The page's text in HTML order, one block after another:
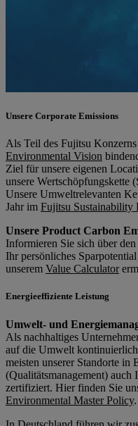
Unsere Corporate Emissions
Als Teil des Fujitsu
Environmental Vision
Ziel für unsere eigenen
unsere Wertschöpfungskette
Unsere Umweltrelevanten
Jahr im Fujitsu Sustainability
Unsere Product Carbon
Informieren Sie sich über den
Ihr persönliches
unserem Value Calculator
Energieeffiziente Leistung
Umwelt- und
Als nachhaltiges
auf die Umwelt
meisten unserer Standorte in
(Qualitätsmanagement)
zertifiziert. Hier finden Sie
Environmental Master Policy.